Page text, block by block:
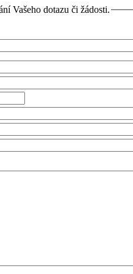
Vašeho dotazu či žádosti.